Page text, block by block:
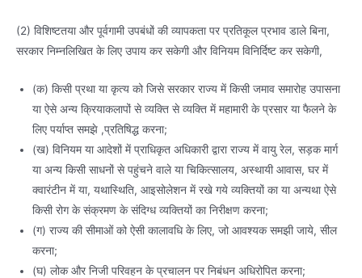
(2) विशिष्टतया और पूर्वगामी उपबंधों की व्यापकता पर प्रतिकूल प्रभाव डाले बिना,
सरकार निम्नलिखित के लिए उपाय कर सकेगी और विनियम विनिर्दिष्ट कर सकेगी,
(क) किसी प्रथा या कृत्य को जिसे सरकार राज्य में किसी जमाव समारोह उपासना
या ऐसे अन्य क्रियाकलापों से व्यक्ति से व्यक्ति में महामारी के प्रसार या फैलने के
लिए पर्याप्त समझे ,प्रतिषिद्ध करना;
(ख) विनियम या आदेशों में प्राधिकृत अधिकारी द्वारा राज्य में वायु रेल, सड़क मार्ग
या अन्य किसी साधनों से पहुंचने वाले या चिकित्सालय, अस्थायी आवास, घर में
क्वारंटीन में या, यथास्थिति, आइसोलेशन में रखे गये व्यक्तियों का या अन्यथा ऐसे
किसी रोग के संक्रमण के संदिग्ध व्यक्तियों का निरीक्षण करना;
(ग) राज्य की सीमाओं को ऐसी कालावधि के लिए, जो आवश्यक समझी जाये, सील
करना;
(घ) लोक और निजी परिवहन के प्रचालन पर निबंधन अधिरोपित करना;